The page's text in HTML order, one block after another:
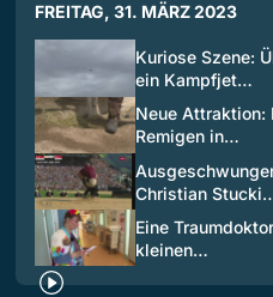
FREITAG, 31. MÄRZ 2023
Kuriose Szene:
ein Kampfjet…
Neue Attraktion:
Remigen in…
Christian
Eine
kleinen…